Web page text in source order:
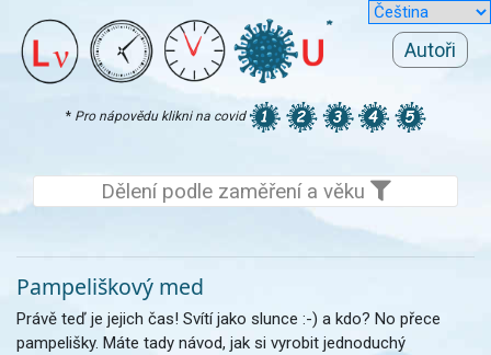
Autoři
* Pro nápovědu klikni na covid
Dělení podle zaměření a věku
Pampeliškový med
Právě teď je jejich čas! Svítí jako slunce :-) a kdo? No přece
pampelišky. Máte tady návod, jak si vyrobit jednoduchý